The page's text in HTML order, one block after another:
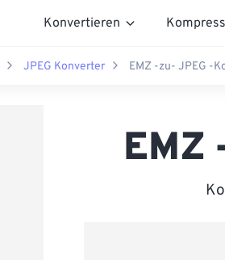
Konvertieren
JPEG Konverter EMZ -zu- JPEG -
EMZ